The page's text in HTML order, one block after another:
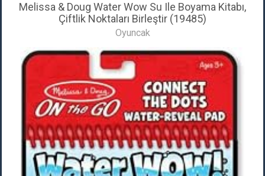
Melissa & Doug Water Wow Su Ile Boyama Kitabı,
Çiftlik Noktaları Birleştir (19485)
Oyuncak